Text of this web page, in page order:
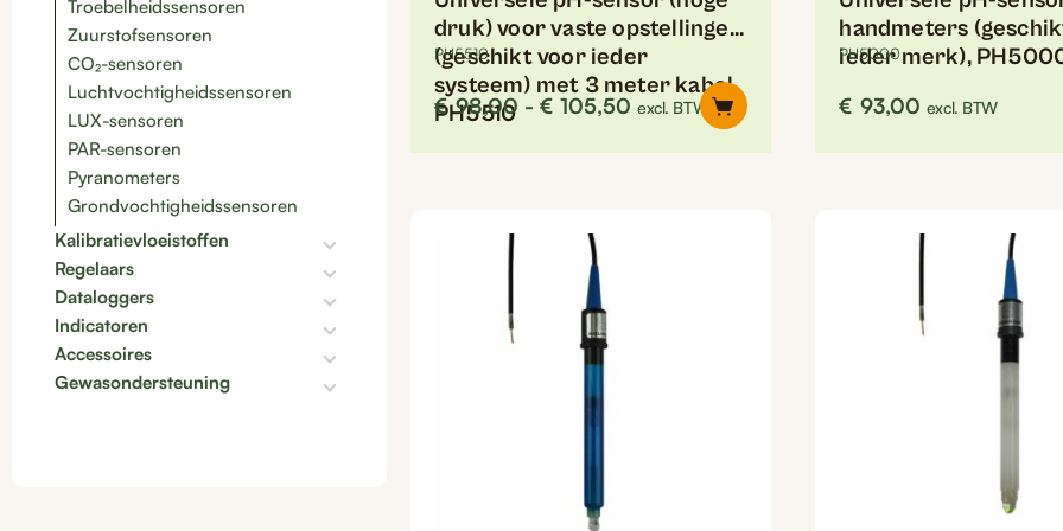
Troebelheidssensoren
Zuurstofsensoren
CO₂-sensoren
Luchtvochtigheidssensoren
LUX-sensoren
PAR-sensoren
Pyranometers
Grondvochtigheidssensoren
Kalibratievloeistoffen
Regelaars
Dataloggers
Indicatoren
Accessoires
Gewasondersteuning
druk) voor vaste opstellingen
(geschikt voor ieder
systeem) met 3 meter kabel,
PH5510
PH5510
€ 98,00 - € 105,50 Prijsklasse:
tot
excl. BTW
handmeters
ieder merk),
PH5000
€ 93,00 excl. BTW